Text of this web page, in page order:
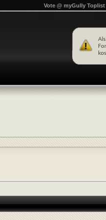
Vote @ myGully Toplist